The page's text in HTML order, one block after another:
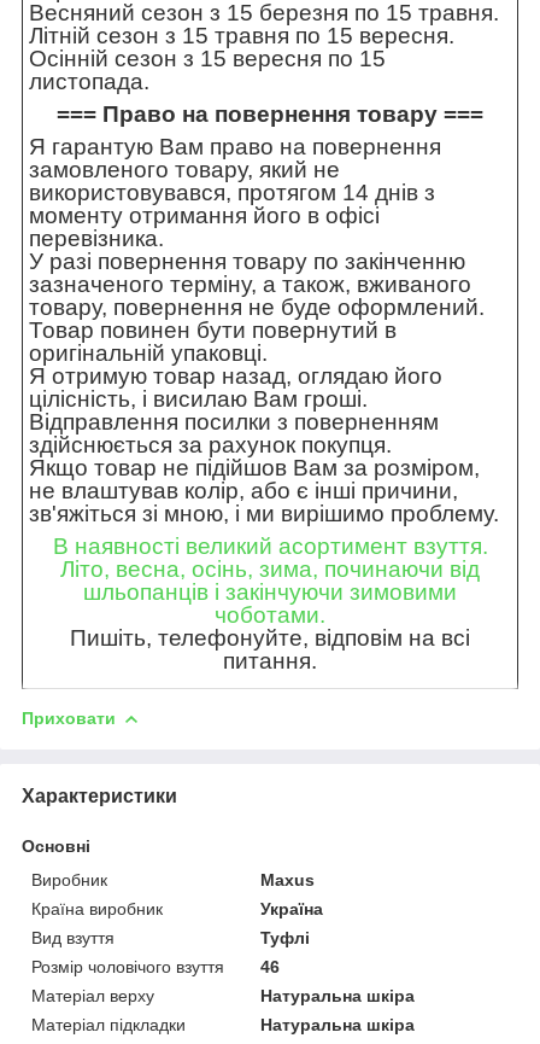
Весняний сезон з 15 березня по 15 травня.
Літній сезон з 15 травня по 15 вересня.
Осінній сезон з 15 вересня по 15
листопада.
=== Право на повернення товару ===
Я гарантую Вам право на повернення
замовленого товару, який не
використовувався, протягом 14 днів з
моменту отримання його в офісі
перевізника.
У разі повернення товару по закінченню
зазначеного терміну, а також, вживаного
товару, повернення не буде оформлений.
Товар повинен бути повернутий в
оригінальній упаковці.
Я отримую товар назад, оглядаю його
цілісність, і висилаю Вам гроші.
Відправлення посилки з поверненням
здійснюється за рахунок покупця.
Якщо товар не підійшов Вам за розміром,
не влаштував колір, або є інші причини,
зв'яжіться зі мною, і ми вирішимо проблему.
В наявності великий асортимент взуття.
Літо, весна, осінь, зима, починаючи від
шльопанців і закінчуючи зимовими
чоботами.
Пишіть, телефонуйте, відповім на всі
питання.
Приховати
Характеристики
Основні
Виробник
Maxus
Країна виробник
Україна
Вид взуття
Туфлі
Розмір чоловічого взуття
46
Матеріал верху
Натуральна шкіра
Матеріал підкладки
Натуральна шкіра